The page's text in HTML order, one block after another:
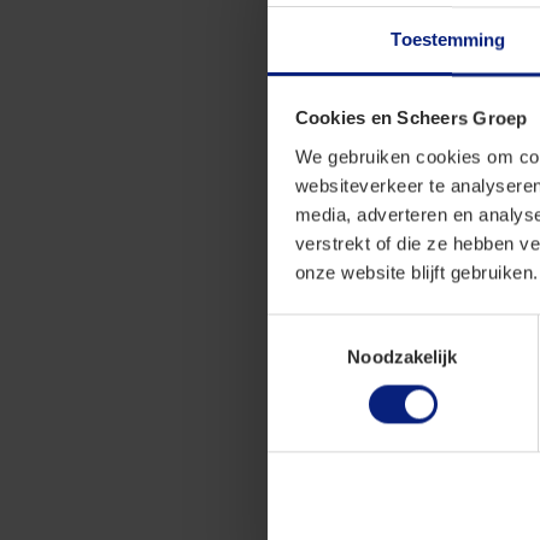
Toestemming
Cookies en Scheers Groep
We gebruiken cookies om
websiteverkeer te
media, adverteren en
verstrekt of die ze hebben
onze website blijft gebruiken.
Noodzakelijk
werken, de
verder dat het
groepen van
De rechtbank
hoger beroep.
Raad. Die
aanbrengen in
anders te
over de
daarvoor te